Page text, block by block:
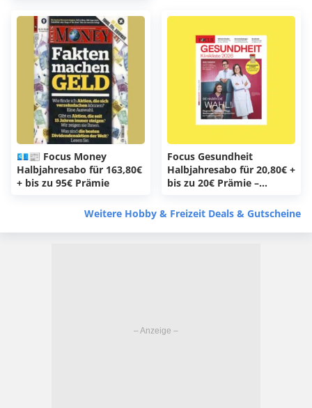
💶📰 Focus Money
Halbjahresabo für 163,80€
+ bis zu 95€ Prämie
Focus Gesundheit
Halbjahresabo für 20,80€ +
bis zu 20€ Prämie –
Weitere Hobby & Freizeit Deals & Gutscheine